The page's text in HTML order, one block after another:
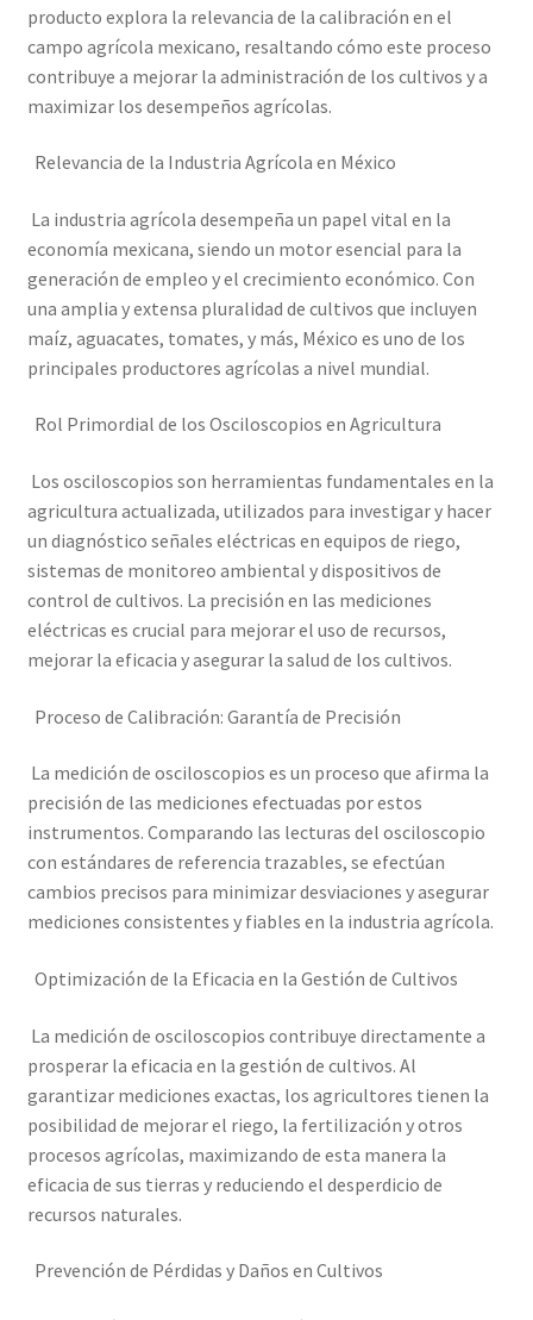
Calibración de Osciloscopios – Elekmed México
Carrito
Finalizar compra
Medidor de tierras con certificado de calibración
Mi cuenta
Multímetro con certificado de calibración
Productos calibrados con certificado de Calibración
Servicios de calibración eléctrica
Sobre Nosotros – Elekmed México
Soporte
Tienda
Trayectoria de Elekmed México
Visión de Elekmed México
producto explora la relevancia de la calibración en el
campo agrícola mexicano, resaltando cómo este proceso
contribuye a mejorar la administración de los cultivos y a
maximizar los desempeños agrícolas.
Relevancia de la Industria Agrícola en México
La industria agrícola desempeña un papel vital en la
economía mexicana, siendo un motor esencial para la
generación de empleo y el crecimiento económico. Con
una amplia y extensa pluralidad de cultivos que incluyen
maíz, aguacates, tomates, y más, México es uno de los
principales productores agrícolas a nivel mundial.
Rol Primordial de los Osciloscopios en Agricultura
Los osciloscopios son herramientas fundamentales en la
agricultura actualizada, utilizados para investigar y hacer
un diagnóstico señales eléctricas en equipos de riego,
sistemas de monitoreo ambiental y dispositivos de
control de cultivos. La precisión en las mediciones
eléctricas es crucial para mejorar el uso de recursos,
mejorar la eficacia y asegurar la salud de los cultivos.
Proceso de Calibración: Garantía de Precisión
La medición de osciloscopios es un proceso que afirma la
precisión de las mediciones efectuadas por estos
instrumentos. Comparando las lecturas del osciloscopio
con estándares de referencia trazables, se efectúan
cambios precisos para minimizar desviaciones y asegurar
mediciones consistentes y fiables en la industria agrícola.
Optimización de la Eficacia en la Gestión de Cultivos
La medición de osciloscopios contribuye directamente a
prosperar la eficacia en la gestión de cultivos. Al
garantizar mediciones exactas, los agricultores tienen la
posibilidad de mejorar el riego, la fertilización y otros
procesos agrícolas, maximizando de esta manera la
eficacia de sus tierras y reduciendo el desperdicio de
recursos naturales.
Prevención de Pérdidas y Daños en Cultivos